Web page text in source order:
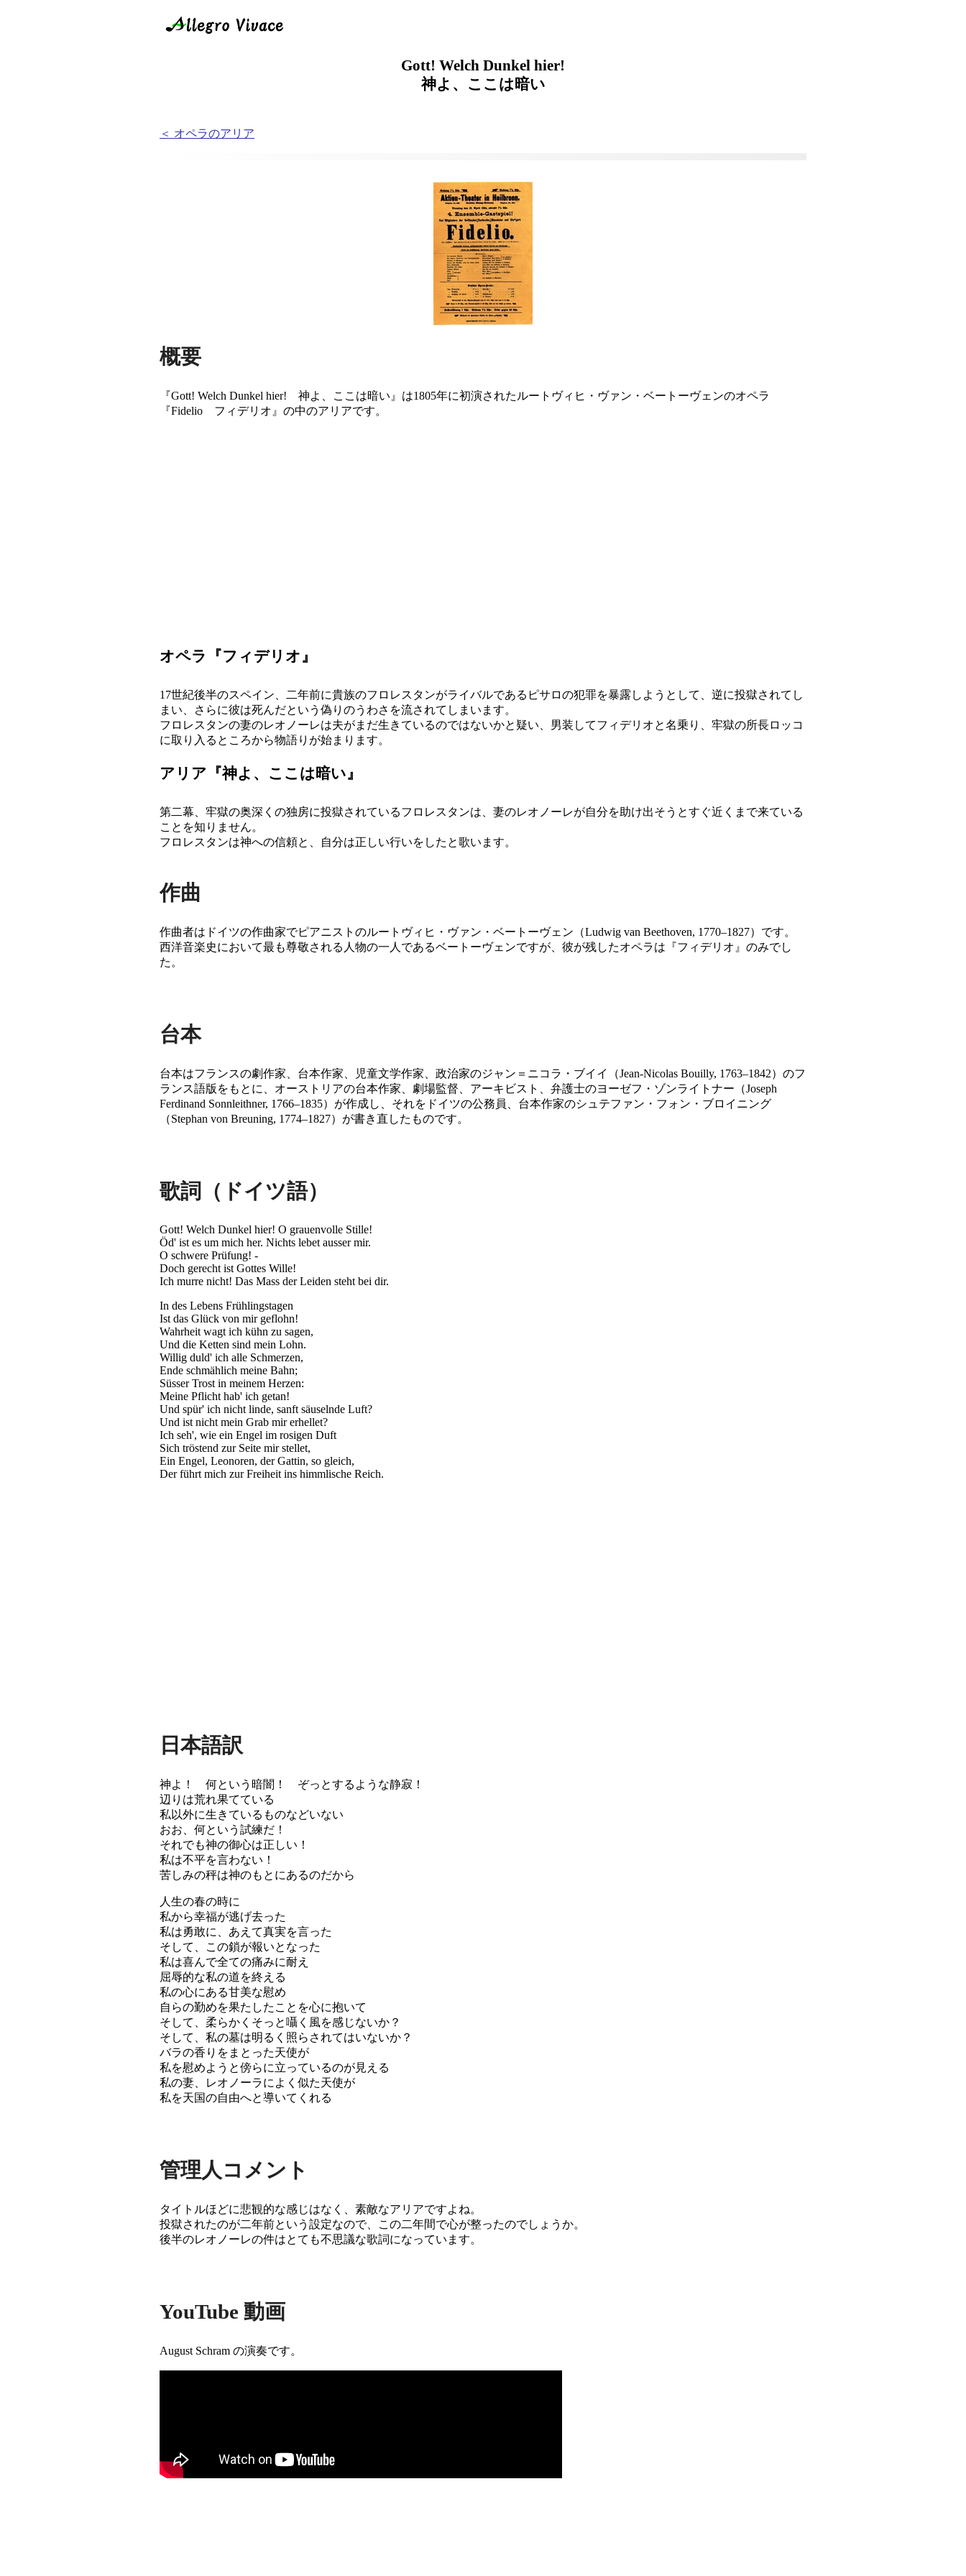
Gott! Welch Dunkel hier!
神よ、ここは暗い
＜ オペラのアリア
概要
『Gott! Welch Dunkel hier! 神よ、ここは暗い』は1805年に初演されたルートヴィヒ・ヴァン・ベートーヴェンのオペラ
『Fidelio フィデリオ』の中のアリアです。
オペラ『フィデリオ』
17世紀後半のスペイン、二年前に貴族のフロレスタンがライバルであるピサロの犯罪を暴露しようとして、逆に投獄されてし
まい、さらに彼は死んだという偽りのうわさを流されてしまいます。
フロレスタンの妻のレオノーレは夫がまだ生きているのではないかと疑い、男装してフィデリオと名乗り、牢獄の所長ロッコ
に取り入るところから物語りが始まります。
アリア『神よ、ここは暗い』
第二幕、牢獄の奥深くの独房に投獄されているフロレスタンは、妻のレオノーレが自分を助け出そうとすぐ近くまで来ている
ことを知りません。
フロレスタンは神への信頼と、自分は正しい行いをしたと歌います。
作曲
作曲者はドイツの作曲家でピアニストのルートヴィヒ・ヴァン・ベートーヴェン（Ludwig van Beethoven, 1770–1827）です。
西洋音楽史において最も尊敬される人物の一人であるベートーヴェンですが、彼が残したオペラは『フィデリオ』のみでし
た。
台本
台本はフランスの劇作家、台本作家、児童文学作家、政治家のジャン＝ニコラ・ブイイ（Jean-Nicolas Bouilly, 1763–1842）のフ
ランス語版をもとに、オーストリアの台本作家、劇場監督、アーキビスト、弁護士のヨーゼフ・ゾンライトナー（Joseph
Ferdinand Sonnleithner, 1766–1835）が作成し、それをドイツの公務員、台本作家のシュテファン・フォン・ブロイニング
（Stephan von Breuning, 1774–1827）が書き直したものです。
歌詞（ドイツ語）
Gott! Welch Dunkel hier! O grauenvolle Stille!
Öd' ist es um mich her. Nichts lebet ausser mir.
O schwere Prüfung! -
Doch gerecht ist Gottes Wille!
Ich murre nicht! Das Mass der Leiden steht bei dir.
In des Lebens Frühlingstagen
Ist das Glück von mir geflohn!
Wahrheit wagt ich kühn zu sagen,
Und die Ketten sind mein Lohn.
Willig duld' ich alle Schmerzen,
Ende schmählich meine Bahn;
Süsser Trost in meinem Herzen:
Meine Pflicht hab' ich getan!
Und spür' ich nicht linde, sanft säuselnde Luft?
Und ist nicht mein Grab mir erhellet?
Ich seh', wie ein Engel im rosigen Duft
Sich tröstend zur Seite mir stellet,
Ein Engel, Leonoren, der Gattin, so gleich,
Der führt mich zur Freiheit ins himmlische Reich.
日本語訳
神よ！ 何という暗闇！ ぞっとするような静寂！
辺りは荒れ果てている
私以外に生きているものなどいない
おお、何という試練だ！
それでも神の御心は正しい！
私は不平を言わない！
苦しみの秤は神のもとにあるのだから
人生の春の時に
私から幸福が逃げ去った
私は勇敢に、あえて真実を言った
そして、この鎖が報いとなった
私は喜んで全ての痛みに耐え
屈辱的な私の道を終える
私の心にある甘美な慰め
自らの勤めを果たしたことを心に抱いて
そして、柔らかくそっと囁く風を感じないか？
そして、私の墓は明るく照らされてはいないか？
バラの香りをまとった天使が
私を慰めようと傍らに立っているのが見える
私の妻、レオノーラによく似た天使が
私を天国の自由へと導いてくれる
管理人コメント
タイトルほどに悲観的な感じはなく、素敵なアリアですよね。
投獄されたのが二年前という設定なので、この二年間で心が整ったのでしょうか。
後半のレオノーレの件はとても不思議な歌詞になっています。
YouTube 動画
August Schram の演奏です。